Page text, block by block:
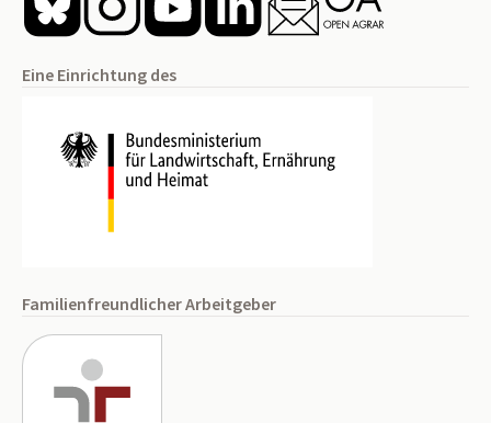
Eine Einrichtung des
Familienfreundlicher Arbeitgeber